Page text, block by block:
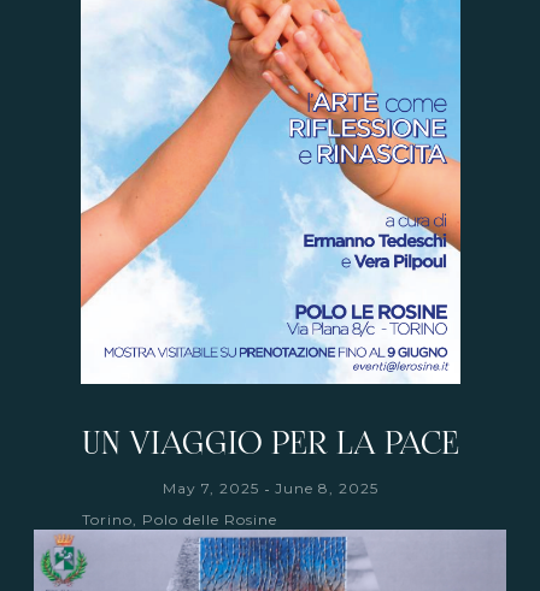
UN VIAGGIO PER LA PACE
May 7, 2025 - June 8, 2025
Torino, Polo delle Rosine